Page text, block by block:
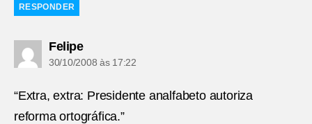
RESPONDER
Felipediz:
30/10/2008 às 17:22
“Extra, extra: Presidente analfabeto autoriza
reforma ortográfica.”